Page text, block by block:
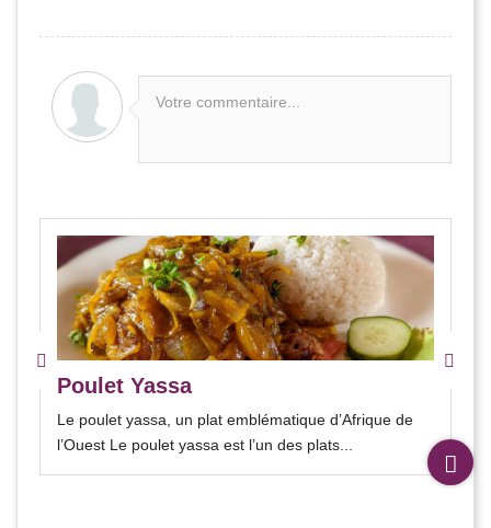
Votre commentaire...
Poulet Yassa
Le poulet yassa, un plat emblématique d’Afrique de
l’Ouest Le poulet yassa est l’un des plats...